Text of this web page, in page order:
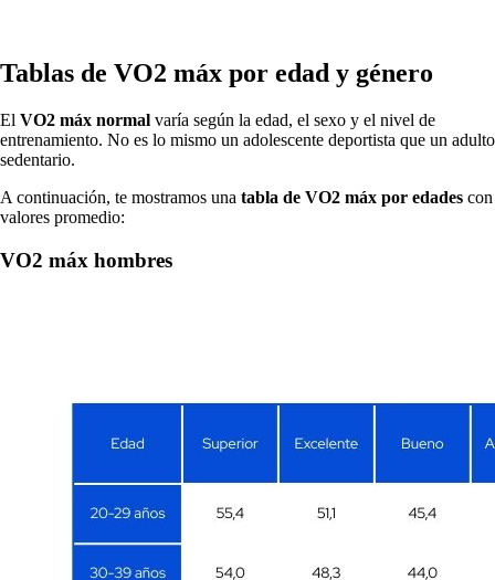
Tablas de VO2 máx por edad y género
El VO2 máx normal varía según la edad, el sexo y el nivel de
entrenamiento. No es lo mismo un adolescente deportista que un adulto
sedentario.
A continuación, te mostramos una tabla de VO2 máx por edades con
valores promedio:
VO2 máx hombres